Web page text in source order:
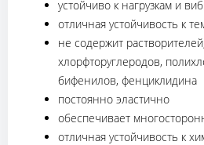
устойчиво к нагрузкам и
отличная устойчивость к
не содержит
хлорфторуглеродов,
бифенилов, фенциклидина
постоянно эластично
обеспечивает
отличная устойчивость к